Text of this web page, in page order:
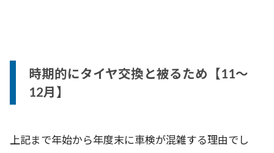
時期的にタイヤ交換と被るため【11～
12月】
上記まで年始から年度末に車検が混雑する理由でし